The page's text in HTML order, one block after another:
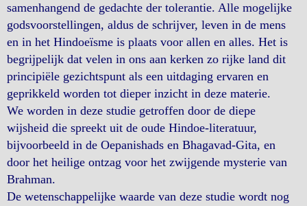
samenhangend de gedachte der tolerantie. Alle mogelijke
godsvoorstellingen, aldus de schrijver, leven in de mens
en in het Hindoeïsme is plaats voor allen en alles. Het is
begrijpelijk dat velen in ons aan kerken zo rijke land dit
principiële gezichtspunt als een uitdaging ervaren en
geprikkeld worden tot dieper inzicht in deze materie.
We worden in deze studie getroffen door de diepe
wijsheid die spreekt uit de oude Hindoe-literatuur,
bijvoorbeeld in de Oepanishads en Bhagavad-Gita, en
door het heilige ontzag voor het zwijgende mysterie van
Brahman.
De wetenschappelijke waarde van deze studie wordt nog